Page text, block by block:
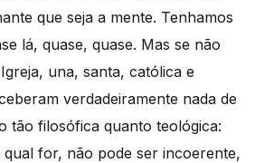
que seja a mente. Tenhamos
lá, quase, quase. Mas se não
una, santa, católica e
verdadeiramente nada de
tão filosófica quanto teológica:
qual for, não pode ser incoerente,